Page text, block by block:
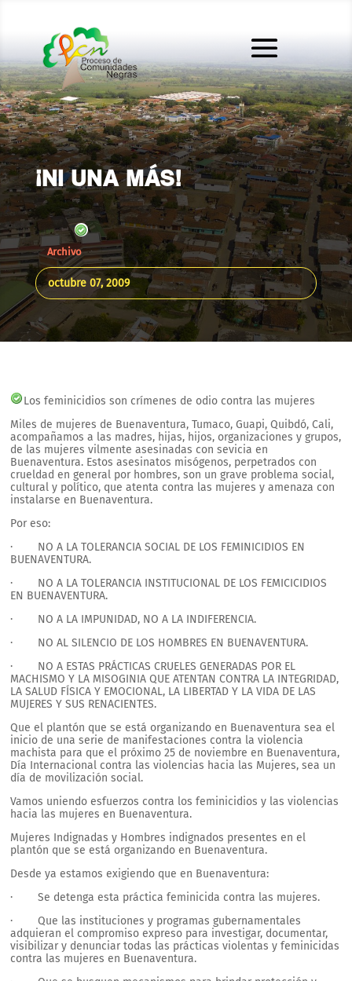
¡NI UNA MÁS!
Archivo
octubre 07, 2009
Los feminicidios son crímenes de odio contra las mujeres
Miles de mujeres de Buenaventura, Tumaco, Guapi, Quibdó, Cali,
acompañamos a las madres, hijas, hijos, organizaciones y grupos,
de las mujeres vilmente asesinadas con sevicia en
Buenaventura. Estos asesinatos misógenos, perpetrados con
crueldad en general por hombres, son un grave problema social,
cultural y político, que atenta contra las mujeres y amenaza con
instalarse en Buenaventura.
Por eso:
· NO A LA TOLERANCIA SOCIAL DE LOS FEMINICIDIOS EN
BUENAVENTURA.
· NO A LA TOLERANCIA INSTITUCIONAL DE LOS FEMICICIDIOS
EN BUENAVENTURA.
· NO A LA IMPUNIDAD, NO A LA INDIFERENCIA.
· NO AL SILENCIO DE LOS HOMBRES EN BUENAVENTURA.
· NO A ESTAS PRÁCTICAS CRUELES GENERADAS POR EL
MACHISMO Y LA MISOGINIA QUE ATENTAN CONTRA LA INTEGRIDAD,
LA SALUD FÍSICA Y EMOCIONAL, LA LIBERTAD Y LA VIDA DE LAS
MUJERES Y SUS RENACIENTES.
Que el plantón que se está organizando en Buenaventura sea el
inicio de una serie de manifestaciones contra la violencia
machista para que el próximo 25 de noviembre en Buenaventura,
Día Internacional contra las violencias hacia las Mujeres, sea un
día de movilización social.
Vamos uniendo esfuerzos contra los feminicidios y las violencias
hacia las mujeres en Buenaventura.
Mujeres Indignadas y Hombres indignados presentes en el
plantón que se está organizando en Buenaventura.
Desde ya estamos exigiendo que en Buenaventura:
· Se detenga esta práctica feminicida contra las mujeres.
· Que las instituciones y programas gubernamentales
adquieran el compromiso expreso para investigar, documentar,
visibilizar y denunciar todas las prácticas violentas y feminicidas
contra las mujeres en Buenaventura.